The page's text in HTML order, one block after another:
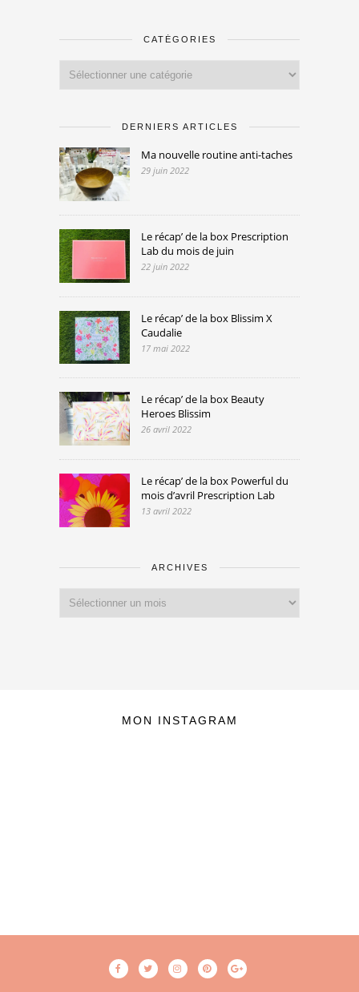
CATÉGORIES
DERNIERS ARTICLES
Ma nouvelle routine anti-taches
29 juin 2022
Le récap’ de la box Prescription
Lab du mois de juin
22 juin 2022
Le récap’ de la box Blissim X
Caudalie
17 mai 2022
Le récap’ de la box Beauty
Heroes Blissim
26 avril 2022
Le récap’ de la box Powerful du
mois d’avril Prescription Lab
13 avril 2022
ARCHIVES
MON INSTAGRAM